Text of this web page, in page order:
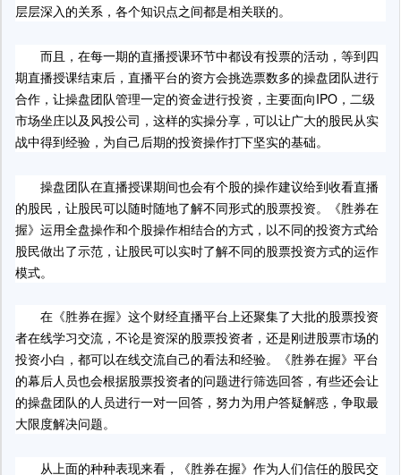
层层深入的关系，各个知识点之间都是相关联的。
而且，在每一期的直播授课环节中都设有投票的活动，等到四
期直播授课结束后，直播平台的资方会挑选票数多的操盘团队进行
合作，让操盘团队管理一定的资金进行投资，主要面向IPO，二级
市场坐庄以及风投公司，这样的实操分享，可以让广大的股民从实
战中得到经验，为自己后期的投资操作打下坚实的基础。
操盘团队在直播授课期间也会有个股的操作建议给到收看直播
的股民，让股民可以随时随地了解不同形式的股票投资。《胜券在
握》运用全盘操作和个股操作相结合的方式，以不同的投资方式给
股民做出了示范，让股民可以实时了解不同的股票投资方式的运作
模式。
在《胜券在握》这个财经直播平台上还聚集了大批的股票投资
者在线学习交流，不论是资深的股票投资者，还是刚进股票市场的
投资小白，都可以在线交流自己的看法和经验。《胜券在握》平台
的幕后人员也会根据股票投资者的问题进行筛选回答，有些还会让
的操盘团队的人员进行一对一回答，努力为用户答疑解惑，争取最
大限度解决问题。
从上面的种种表现来看，《胜券在握》作为人们信任的股民交